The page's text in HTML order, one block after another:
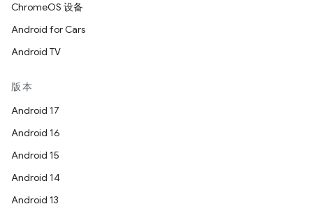
ChromeOS 设备
Android for Cars
Android TV
版本
Android 17
Android 16
Android 15
Android 14
Android 13